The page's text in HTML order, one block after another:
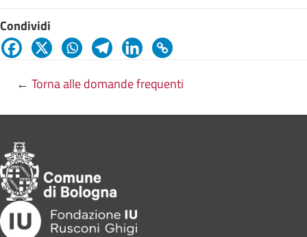
Condividi
← Torna alle domande frequenti